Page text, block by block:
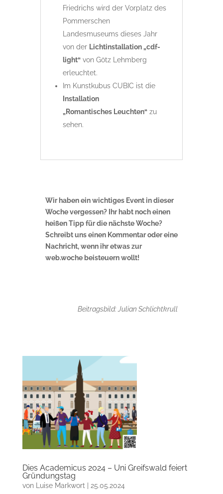
Friedrichs wird der Vorplatz des
Pommerschen
Landesmuseums dieses Jahr
von der Lichtinstallation „cdf-
light“von Götz Lehmberg
erleuchtet.
Im Kunstkubus CUBIC ist die
Installation
„Romantisches Leuchten“zu
sehen.
Wir haben ein wichtiges Event in dieser
Woche vergessen? Ihr habt noch einen
heißen Tipp für die nächste Woche?
Schreibt uns einen Kommentar oder eine
Nachricht, wenn ihr etwas zur
web.woche beisteuern wollt!
Beitragsbild: Julian Schlichtkrull
Dies Academicus 2024 – Uni Greifswald feiert
Gründungstag
von Luise Markwort| 25.05.2024